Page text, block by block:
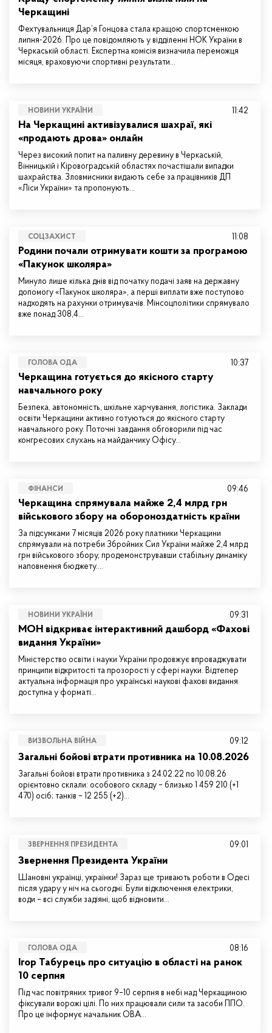
Черкащині
Фехтувальниця Дар’я Гонцова стала кращою спортсменкою
липня-2026. Про це повідомляють у відділенні НОК України в
Черкаській області. Експертна комісія визначила переможця
місяця, враховуючи спортивні результати…
НОВИНИ УКРАЇНИ
На Черкащині активізувалися шахраї, які
«продають дрова» онлайн
Через високий попит на паливну деревину в Черкаській,
Вінницькій і Кіровоградській областях почастішали випадки
шахрайства. Зловмисники видають себе за працівників ДП
«Ліси України» та пропонують…
11:42
СОЦЗАХИСТ
Родини почали отримувати кошти за програмою
«Пакунок школяра»
Минуло лише кілька днів від початку подачі заяв на державну
допомогу «Пакунок школяра», а перші виплати вже поступово
надходять на рахунки отримувачів. Мінсоцполітики спрямувало
вже понад 308,4…
11:08
ГОЛОВА ОДА
Черкащина готується до якісного старту
навчального року
Безпека, автономність, шкільне харчування, логістика. Заклади
освіти Черкащини активно готуються до якісного старту
навчального року. Поточні завдання обговорили під час
конгресових слухань на майданчику Офісу…
10:37
ФІНАНСИ
Черкащина спрямувала майже 2,4 млрд грн
військового збору на обороноздатність країни
За підсумками 7 місяців 2026 року платники Черкащини
спрямували на потреби Збройних Сил України майже 2,4 млрд
грн військового збору, продемонструвавши стабільну динаміку
наповнення бюджету.…
09:46
НОВИНИ УКРАЇНИ
МОН відкриває інтерактивний дашборд «Фахові
видання України»
Міністерство освіти і науки України продовжує впроваджувати
принципи відкритості та прозорості у сфері науки. Відтепер
актуальна інформація про українські наукові фахові видання
доступна у форматі…
09:31
ВИЗВОЛЬНА ВІЙНА
Загальні бойові втрати противника на 10.08.2026
Загальні бойові втрати противника з 24.02.22 по 10.08.26
орієнтовно склали: особового складу – близько 1 459 210 (+1
470) осіб; танків – 12 255 (+2)…
09:12
ЗВЕРНЕННЯ ПРЕЗИДЕНТА
Звернення Президента України
Шановні українці, українки! Зараз ще тривають роботи в Одесі
після удару у ніч на сьогодні. Були відключення електрики,
води – всі служби задіяні, щоб відновити…
09:01
ГОЛОВА ОДА
Ігор Табурець про ситуацію в області на ранок
10 серпня
Під час повітряних тривог 9–10 серпня в небі над Черкащиною
фіксували ворожі цілі. По них працювали сили та засоби ППО.
Про це інформує начальник ОВА…
08:16